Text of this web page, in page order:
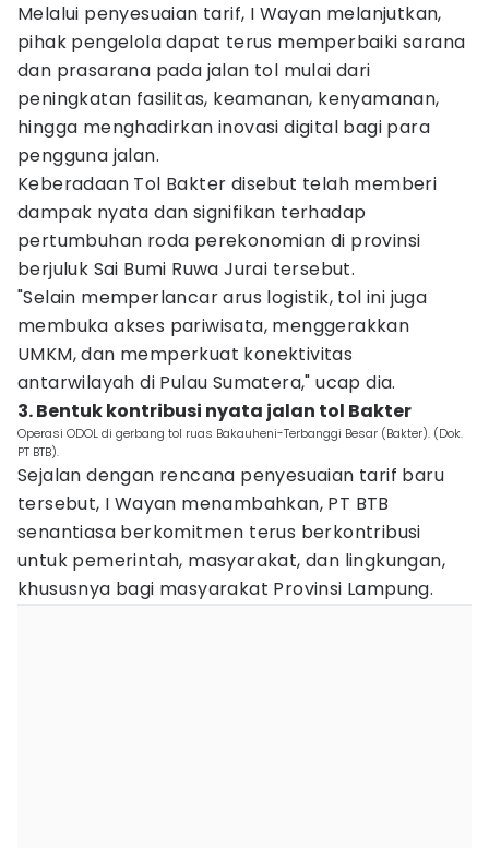
Melalui penyesuaian tarif, I Wayan melanjutkan,
pihak pengelola dapat terus memperbaiki sarana
dan prasarana pada jalan tol mulai dari
peningkatan fasilitas, keamanan, kenyamanan,
hingga menghadirkan inovasi digital bagi para
pengguna jalan.
Keberadaan Tol Bakter disebut telah memberi
dampak nyata dan signifikan terhadap
pertumbuhan roda perekonomian di provinsi
berjuluk Sai Bumi Ruwa Jurai tersebut.
"Selain memperlancar arus logistik, tol ini juga
membuka akses pariwisata, menggerakkan
UMKM, dan memperkuat konektivitas
antarwilayah di Pulau Sumatera," ucap dia.
3. Bentuk kontribusi nyata jalan tol Bakter
Operasi ODOL di gerbang tol ruas Bakauheni-Terbanggi Besar (Bakter). (Dok.
PT BTB).
Sejalan dengan rencana penyesuaian tarif baru
tersebut, I Wayan menambahkan, PT BTB
senantiasa berkomitmen terus berkontribusi
untuk pemerintah, masyarakat, dan lingkungan,
khususnya bagi masyarakat Provinsi Lampung.